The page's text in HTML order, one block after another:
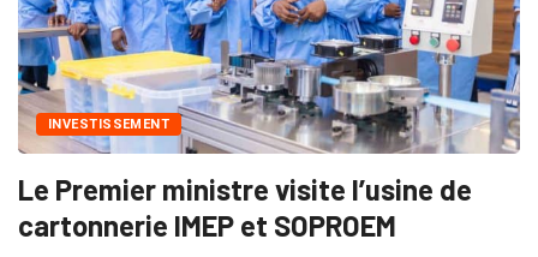
INVESTISSEMENT
Le Premier ministre visite l’usine de
cartonnerie IMEP et SOPROEM